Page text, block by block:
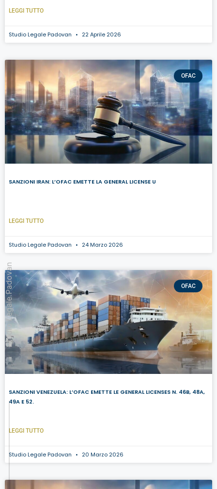
Studio Legale Padovan
LEGGI TUTTO
Studio Legale Padovan 22 Aprile 2026
OFAC
SANZIONI IRAN: L’OFAC EMETTE LA GENERAL LICENSE U
LEGGI TUTTO
Studio Legale Padovan 24 Marzo 2026
OFAC
SANZIONI VENEZUELA: L’OFAC EMETTE LE GENERAL LICENSES N. 46B, 48A,
49A E 52.
LEGGI TUTTO
Studio Legale Padovan 20 Marzo 2026